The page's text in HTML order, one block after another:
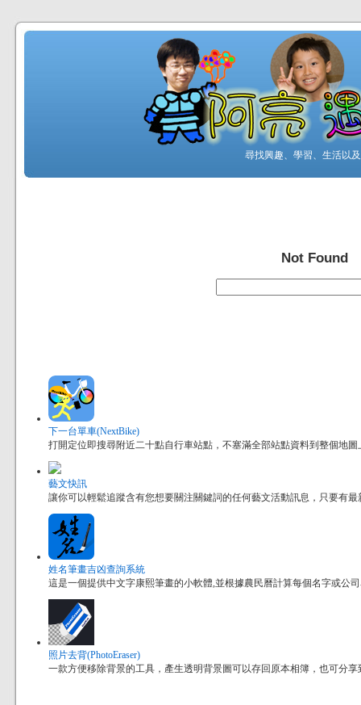
尋找興趣、學習、生活以
Not Found
下一台單車(NextBike)
打開定位即搜尋附近二十點自行車站點，不塞滿全部站點資料到整個地
藝文快訊
讓你可以輕鬆追蹤含有您想要關注關鍵詞的任何藝文活動訊息，只要有
姓名筆畫吉凶查詢系統
這是一個提供中文字康熙筆畫的小軟體,並根據農民曆計算每個名字或公
照片去背(PhotoEraser)
一款方便移除背景的工具，產生透明背景圖可以存回原本相簿，也可分享